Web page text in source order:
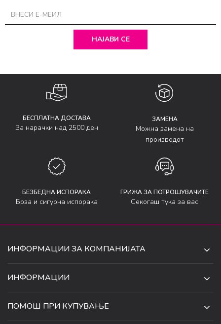
НАЈАВИ СЕ
БЕСПЛАТНА ДОСТАВА
За нарачки над 2500 ден
ЗАМЕНА
Можна замена на
производот
БЕЗБЕДНА ИСПОРАКА
Брза и сигурна испорака
ГРИЖА ЗА ПОТРОШУВАЧИТЕ
Секогаш тука за вас
ИНФОРМАЦИИ ЗА КОМПАНИЈАТА
СКОПЈЕ, МАКЕДОНИЈА
ИНФОРМАЦИИ
ПОМОШ ПРИ КУПУВАЊЕ